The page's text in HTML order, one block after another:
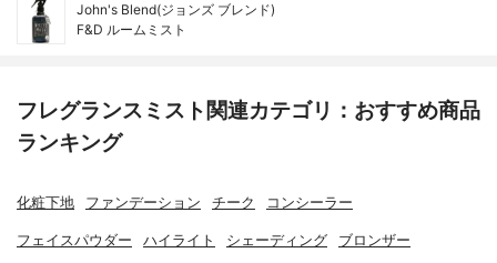
John's Blend(ジョンズ ブレンド)
F&D ルームミスト
フレグランスミスト関連カテゴリ：おすすめ商品
ランキング
化粧下地 ファンデーション チーク コンシーラー
フェイスパウダー ハイライト シェーディング ブロンザー